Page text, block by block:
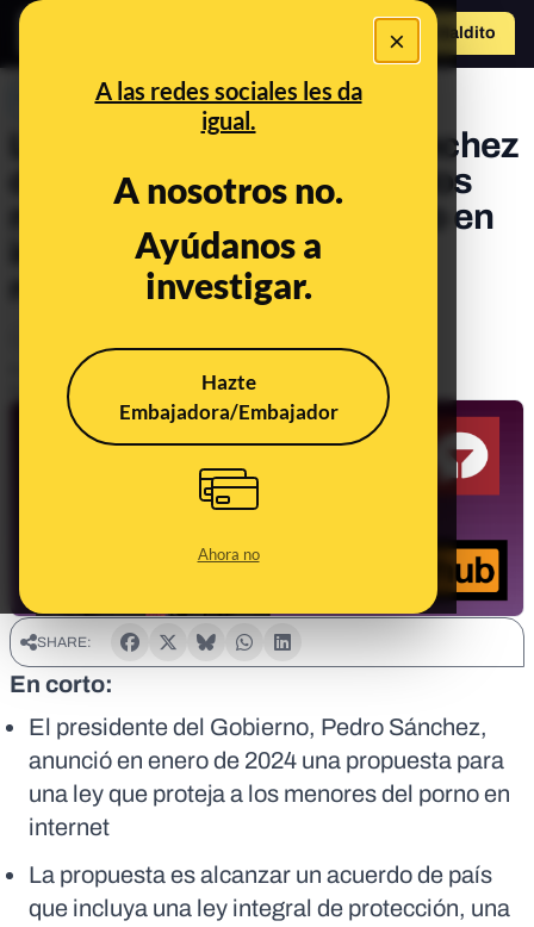
×
A las redes sociales les da
igual.
A nosotros no.
Ayúdanos a
investigar.
Hazte
Embajadora/Embajador
Ahora no
Hazte Maldito
PREBUNKING
La propuesta de Pedro Sánchez
de una ley para proteger a los
menores de edad del porno en
internet: preguntas y
respuestas
Publicado el
Actualizado el
Jan 30, 2024, 2:45:00 PM
SHARE:
En corto:
El presidente del Gobierno, Pedro Sánchez,
anunció en enero de 2024 una propuesta para
una ley que proteja a los menores del porno en
internet
La propuesta es alcanzar un acuerdo de país
que incluya una ley integral de protección, una